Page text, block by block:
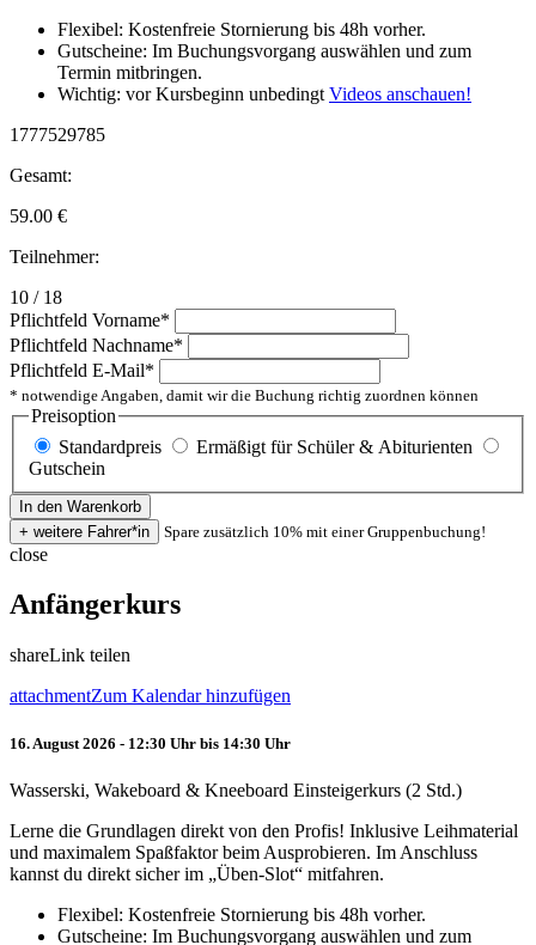
Flexibel: Kostenfreie Stornierung bis 48h vorher.
Gutscheine: Im Buchungsvorgang auswählen und zum
Termin mitbringen.
Wichtig: vor Kursbeginn unbedingt Videos anschauen!
1777529785
Gesamt:
59.00 €
Teilnehmer:
10 / 18
Pflichtfeld Vorname*
Pflichtfeld Nachname*
Pflichtfeld E-Mail*
* notwendige Angaben, damit wir die Buchung richtig zuordnen können
Preisoption
Standardpreis
Ermäßigt für Schüler & Abiturienten
Gutschein
Spare zusätzlich 10% mit einer Gruppenbuchung!
close
Anfängerkurs
shareLink teilen
attachmentZum Kalendar hinzufügen
16. August 2026 - 12:30 Uhr bis 14:30 Uhr
Wasserski, Wakeboard & Kneeboard Einsteigerkurs (2 Std.)
Lerne die Grundlagen direkt von den Profis! Inklusive Leihmaterial
und maximalem Spaßfaktor beim Ausprobieren. Im Anschluss
kannst du direkt sicher im „Üben-Slot“ mitfahren.
Flexibel: Kostenfreie Stornierung bis 48h vorher.
Gutscheine: Im Buchungsvorgang auswählen und zum